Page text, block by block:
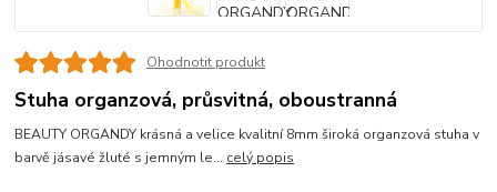
Ohodnotit produkt
Stuha organzová, průsvitná, oboustranná
BEAUTY ORGANDY krásná a velice kvalitní 8mm široká organzová stuha v
barvě jásavé žluté s jemným le... celý popis